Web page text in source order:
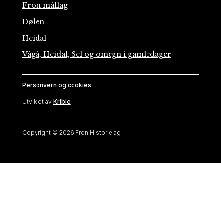
Fron mållag
Dølen
Heidal
Vågå, Heidal, Sel og omegn i gamledager
Personvern og cookies
Utviklet av Krible
Copyright © 2026 Fron Historielag